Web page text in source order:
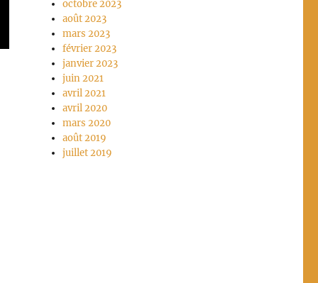
octobre 2023
août 2023
mars 2023
février 2023
janvier 2023
juin 2021
avril 2021
avril 2020
mars 2020
août 2019
juillet 2019